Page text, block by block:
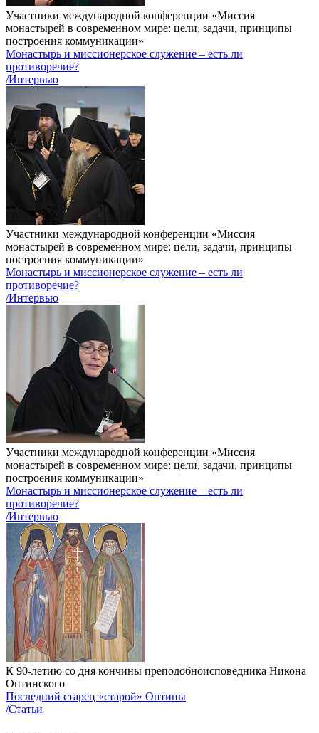
Участники международной конференции «Миссия
монастырей в современном мире: цели, задачи, принципы
построения коммуникации»
Монастырь и миссионерское служение – есть ли
противоречие?
/Интервью
Участники международной конференции «Миссия
монастырей в современном мире: цели, задачи, принципы
построения коммуникации»
Монастырь и миссионерское служение – есть ли
противоречие?
/Интервью
Участники международной конференции «Миссия
монастырей в современном мире: цели, задачи, принципы
построения коммуникации»
Монастырь и миссионерское служение – есть ли
противоречие?
/Интервью
К 90-летию со дня кончины преподобноисповедника Никона
Оптинского
Последний cтарец «старой» Оптины
/Статьи